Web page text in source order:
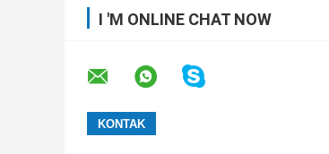
I 'M ONLINE CHAT NOW